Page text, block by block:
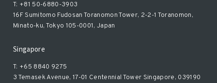
T: +81 50-6880-3903
16F Sumitomo Fudosan Toranomon Tower, 2-2-1 Toranomon,
Minato-ku, Tokyo 105-0001, Japan
Singapore
T: +65 8840 9275
3 Temasek Avenue, 17-01 Centennial Tower Singapore, 039190